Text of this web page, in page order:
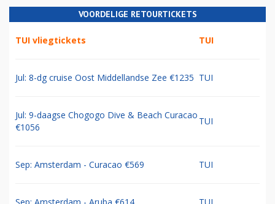
VOORDELIGE RETOURTICKETS
TUI vliegtickets TUI
Jul: 8-dg cruise Oost Middellandse Zee €1235 TUI
Jul: 9-daagse Chogogo Dive & Beach Curacao
€1056
TUI
Sep: Amsterdam - Curacao €569 TUI